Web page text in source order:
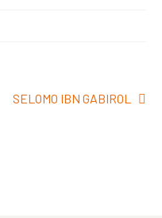
Siguiente:
SELOMO IBN GABIROL